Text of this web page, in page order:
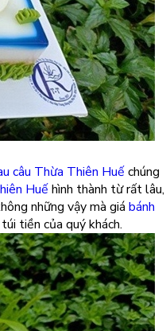
câu Thừa Thiên Huếchúng
Huếhình thành từ rất lâu,
những vậy mà giá bánh
tiền của quý khách.